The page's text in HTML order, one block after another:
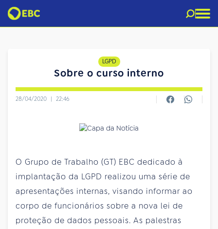
LGPD
Sobre o curso interno
28/04/2020 | 22:46
O Grupo de Trabalho (GT) EBC dedicado à
implantação da LGPD realizou uma série de
apresentações internas, visando informar ao
corpo de funcionários sobre a nova lei de
proteção de dados pessoais. As palestras